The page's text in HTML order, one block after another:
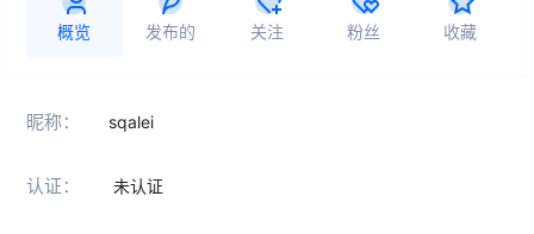
概览 发布的 关注 粉丝 收藏
昵称： sqalei
认证： 未认证